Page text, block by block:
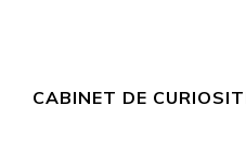
CABINET DE